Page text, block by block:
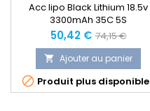
Acc lipo Black Lithium 18.5v
3300mAh 35C 5S
Prix
50,42 € Prix
normal
74,15 €
 Ajouter au panier
 Produit plus disponible